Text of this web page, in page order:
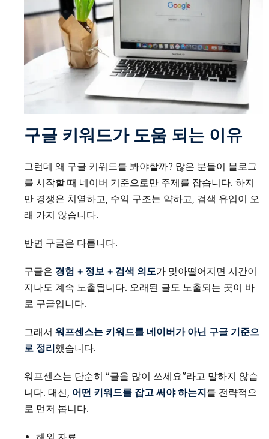
구글 키워드가 도움 되는 이유
그런데 왜 구글 키워드를 봐야할까? 많은 분들이 블로그
를 시작할 때 네이버 기준으로만 주제를 잡습니다. 하지
만 경쟁은 치열하고, 수익 구조는 약하고, 검색 유입이 오
래 가지 않습니다.
반면 구글은 다릅니다.
구글은 경험 + 정보 + 검색 의도가 맞아떨어지면 시간이
지나도 계속 노출됩니다. 오래된 글도 노출되는 곳이 바
로 구글입니다.
그래서 워프센스는 키워드를 네이버가 아닌 구글 기준으
로 정리했습니다.
워프센스는 단순히 “글을 많이 쓰세요”라고 말하지 않습
니다. 대신, 어떤 키워드를 잡고 써야 하는지를 전략적으
로 먼저 봅니다.
해외 자료